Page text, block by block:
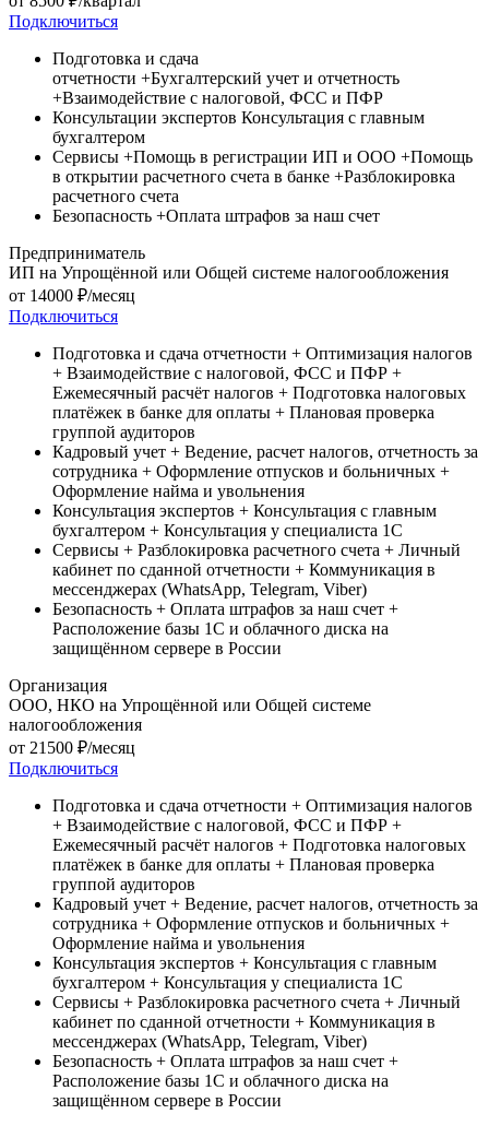
Подключиться
Подготовка и сдача
отчетности +Бухгалтерский учет и отчетность
+Взаимодействие с налоговой, ФСС и ПФР
Консультации экспертов Консультация c главным
бухгалтером
Сервисы +Помощь в регистрации ИП и ООО +Помощь
в открытии расчетного счета в банке +Разблокировка
расчетного счета
Безопасность +Оплата штрафов за наш счет
Предприниматель
ИП на Упрощённой или Общей системе налогообложения
от 14000 ₽/месяц
Подключиться
Подготовка и сдача отчетности + Оптимизация налогов
+ Взаимодействие с налоговой, ФСС и ПФР +
Ежемесячный расчёт налогов + Подготовка налоговых
платёжек в банке для оплаты + Плановая проверка
группой аудиторов
Кадровый учет + Ведение, расчет налогов, отчетность за
сотрудника + Оформление отпусков и больничных +
Оформление найма и увольнения
Консультация экспертов + Консультация c главным
бухгалтером + Консультация у специалиста 1С
Сервисы + Разблокировка расчетного счета + Личный
кабинет по сданной отчетности + Коммуникация в
мессенджерах (WhatsApp, Telegram, Viber)
Безопасность + Оплата штрафов за наш счет +
Расположение базы 1С и облачного диска на
защищённом сервере в России
Организация
ООО, НКО на Упрощённой или Общей системе
налогообложения
от 21500 ₽/месяц
Подключиться
Подготовка и сдача отчетности + Оптимизация налогов
+ Взаимодействие с налоговой, ФСС и ПФР +
Ежемесячный расчёт налогов + Подготовка налоговых
платёжек в банке для оплаты + Плановая проверка
группой аудиторов
Кадровый учет + Ведение, расчет налогов, отчетность за
сотрудника + Оформление отпусков и больничных +
Оформление найма и увольнения
Консультация экспертов + Консультация c главным
бухгалтером + Консультация у специалиста 1С
Сервисы + Разблокировка расчетного счета + Личный
кабинет по сданной отчетности + Коммуникация в
мессенджерах (WhatsApp, Telegram, Viber)
Безопасность + Оплата штрафов за наш счет +
Расположение базы 1С и облачного диска на
защищённом сервере в России